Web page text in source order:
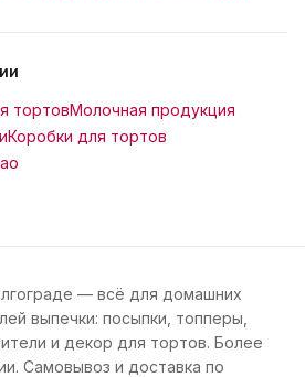
тортовМолочная продукция
Коробки для тортов
— всё для домашних
выпечки: посыпки, топперы,
и декор для тортов. Более
Самовывоз и доставка по